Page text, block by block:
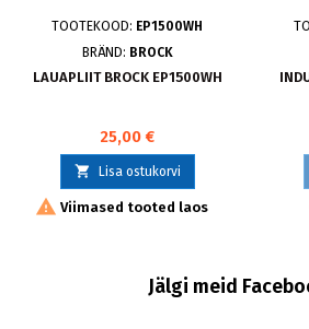
TOOTEKOOD: EP1500WH
BRÄND: BROCK
LAUAPLIIT BROCK EP1500WH
25,00 €
 Lisa ostukorvi
 Viimased tooted laos
Jälgi meid